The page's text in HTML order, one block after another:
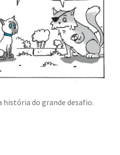
história do grande desafio.